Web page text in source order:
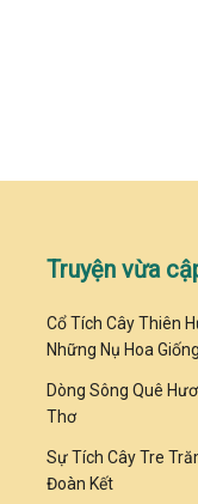
Truyện vừa
Cổ Tích Cây Thiên
Những Nụ Hoa
Dòng Sông Quê
Thơ
Sự Tích Cây Tre
Đoàn Kết